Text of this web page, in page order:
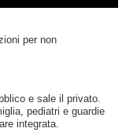
per non
e sale il privato.
pediatri e guardie
integrata.